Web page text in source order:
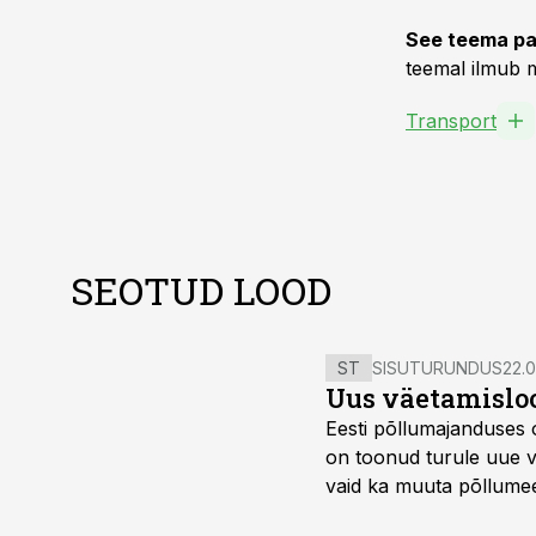
See teema
teemal ilmub
Transport
SEOTUD LOOD
ST SISUTURUNDUS
Uus
Eesti
on toonud turule uue
vaid ka muuta